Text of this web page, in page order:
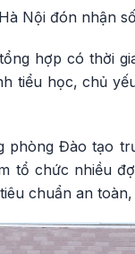
Nội đón nhận
hợp có thời
tiểu học, chủ
phòng Đào tạo
tổ chức nhiều
chuẩn an